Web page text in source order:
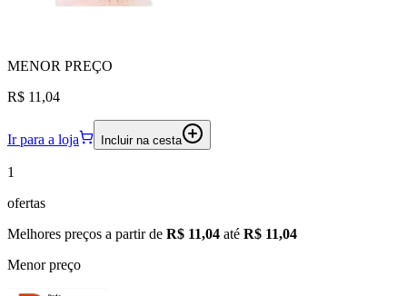
MENOR PREÇO
R$ 11,04
Ir para a loja Incluir na cesta
1
ofertas
Melhores preços a partir de R$ 11,04 até R$ 11,04
Menor preço